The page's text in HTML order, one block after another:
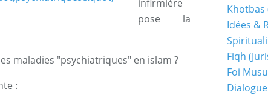
infirmière
pose la
maladies "psychiatriques" en islam ?
:
Khotbas
Idées &
Fiqh
Foi